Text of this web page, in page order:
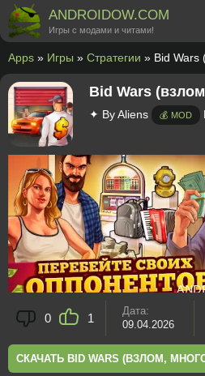
ANDROIDOW.COM
Игры с модами и читами!
Apps » Игры » Стратегии » Bid Wars
Bid Wars
✦ By Aliens 💰 MOD
0 1
Дата:
09.04.2026
СКАЧАТЬ BID WARS (ВЗЛОМ,